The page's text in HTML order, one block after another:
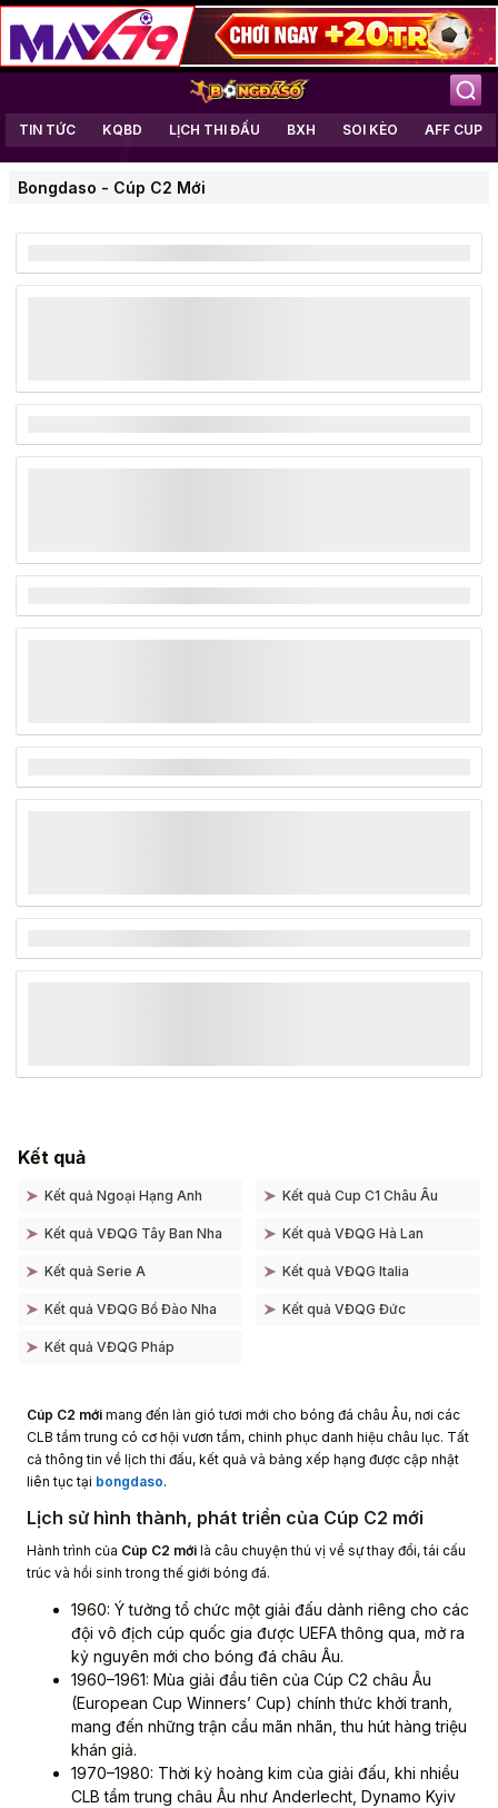
TIN TỨC KQBD LỊCH THI ĐẤU BXH SOI KÈO AFF CUP
Bongdaso - Cúp C2 Mới
Kết quả
Kết quả Ngoại Hạng Anh Kết quả Cup C1 Châu Âu
Kết quả VĐQG Tây Ban Nha Kết quả VĐQG Hà Lan
Kết quả Serie A Kết quả VĐQG Italia
Kết quả VĐQG Bồ Đào Nha Kết quả VĐQG Đức
Kết quả VĐQG Pháp
Cúp C2 mới mang đến làn gió tươi mới cho bóng đá châu Âu, nơi các
CLB tầm trung có cơ hội vươn tầm, chinh phục danh hiệu châu lục. Tất
cả thông tin về lịch thi đấu, kết quả và bảng xếp hạng được cập nhật
liên tục tại bongdaso.
Lịch sử hình thành, phát triển của Cúp C2 mới
Hành trình của Cúp C2 mới là câu chuyện thú vị về sự thay đổi, tái cấu
trúc và hồi sinh trong thế giới bóng đá.
1960: Ý tưởng tổ chức một giải đấu dành riêng cho các
đội vô địch cúp quốc gia được UEFA thông qua, mở ra
kỷ nguyên mới cho bóng đá châu Âu.
1960–1961: Mùa giải đầu tiên của Cúp C2 châu Âu
(European Cup Winners’ Cup) chính thức khởi tranh,
mang đến những trận cầu mãn nhãn, thu hút hàng triệu
khán giả.
1970–1980: Thời kỳ hoàng kim của giải đấu, khi nhiều
CLB tầm trung châu Âu như Anderlecht, Dynamo Kyiv